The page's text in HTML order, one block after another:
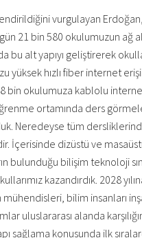
vurgulayan Erdoğan,
21 bin 580 okulumuzun ağ
alt yapıyı geliştirerek
yüksek hızlı fiber internet
bin okulumuza kablolu
ortamında ders
Neredeyse tüm
İçerisinde dizüstü ve
bulunduğu bilişim teknoloji
kazandırdık. 2028
bilim insanları
uluslararası alanda
sağlama konusunda ilk